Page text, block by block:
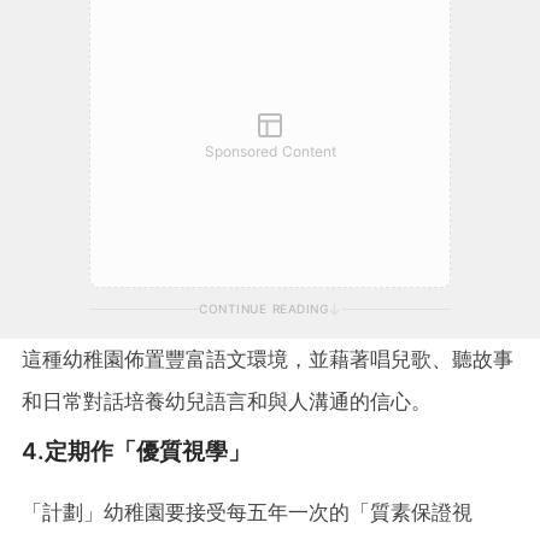
Sponsored Content
CONTINUE READING
這種幼稚園佈置豐富語文環境，並藉著唱兒歌、聽故事
和日常對話培養幼兒語言和與人溝通的信心。
4.定期作「優質視學」
「計劃」幼稚園要接受每五年一次的「質素保證視